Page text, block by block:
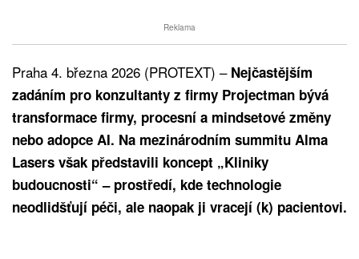
Reklama
Praha 4. března 2026 (PROTEXT) – Nejčastějším
zadáním pro konzultanty z firmy Projectman bývá
transformace firmy, procesní a mindsetové změny
nebo adopce AI. Na mezinárodním summitu Alma
Lasers však představili koncept „Kliniky
budoucnosti“ – prostředí, kde technologie
neodlidšťují péči, ale naopak ji vracejí (k) pacientovi.